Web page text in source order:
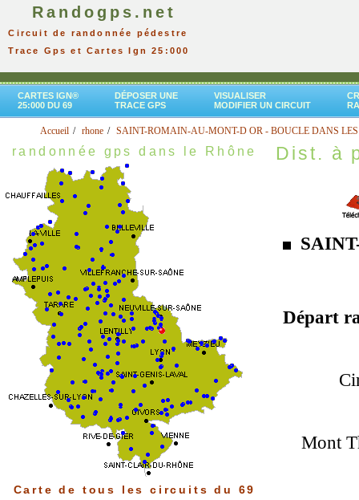
Randogps.net
Circuit de randonnée pédestre
Trace Gps et Cartes Ign 25:000
CARTES IGN®
25:000 DU 69
DÉPOSER UNE
TRACE GPS
VISUALISER
MODIFIER UN CIRCUIT
Accueil rhone SAINT-ROMAIN-AU-MONT-D OR - BOUCLE DANS
randonnée gps dans le Rhône
Carte de tous les circuits du 69
Dist. à
Départ
Mont